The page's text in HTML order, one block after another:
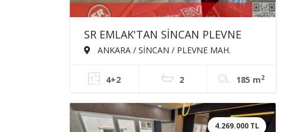
SR EMLAK'TAN SİNCAN PLEVNE
MAH'DE 4+2 185m² ÖN CEPHE ÇİFT
ANKARA / SİNCAN / PLEVNE MAH.
4+2 2 185 m2
4.269.000 TL